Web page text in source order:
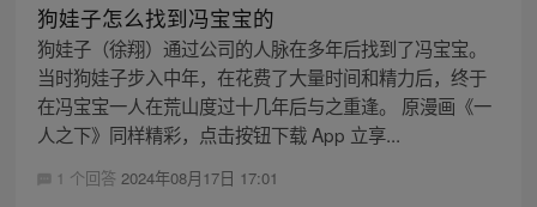
狗娃子怎么找到冯宝宝的
狗娃子（徐翔）通过公司的人脉在多年后找到了冯宝宝。
当时狗娃子步入中年，在花费了大量时间和精力后，终于
在冯宝宝一人在荒山度过十几年后与之重逢。 原漫画《一
人之下》同样精彩，点击按钮下载 App 立享...
1 个回答 2024年08月17日 17:01